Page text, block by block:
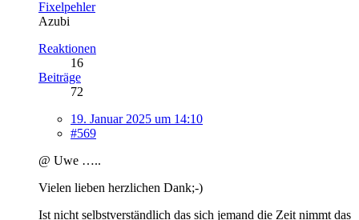
Fixelpehler
Azubi
Reaktionen
16
Beiträge
72
19. Januar 2025 um 14:10
#569
@ Uwe …..
Vielen lieben herzlichen Dank;-)
Ist nicht selbstverständlich das sich jemand die Zeit nimmt das